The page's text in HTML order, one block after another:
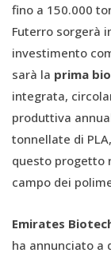
fino a 150.000
Futerro sorgerà
investimento
sarà la prima
integrata,
produttiva
tonnellate di
questo progetto
campo dei
Emirates
ha annunciato a